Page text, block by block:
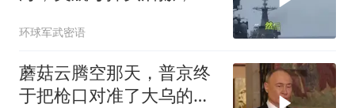
环球军武密语
蘑菇云腾空那天，普京终
于把枪口对准了大乌的军